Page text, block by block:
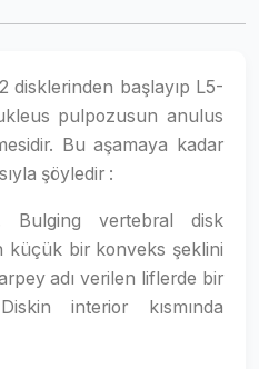
disklerinden başlayıp L5-
pulpozusun anulus
Bu aşamaya kadar
şöyledir :
Bulging vertebral disk
küçük bir konveks şeklini
adı verilen liflerde bir
interior kısmında